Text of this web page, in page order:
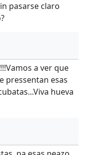
pasarse claro
a ver que
pressentan esas
hueva